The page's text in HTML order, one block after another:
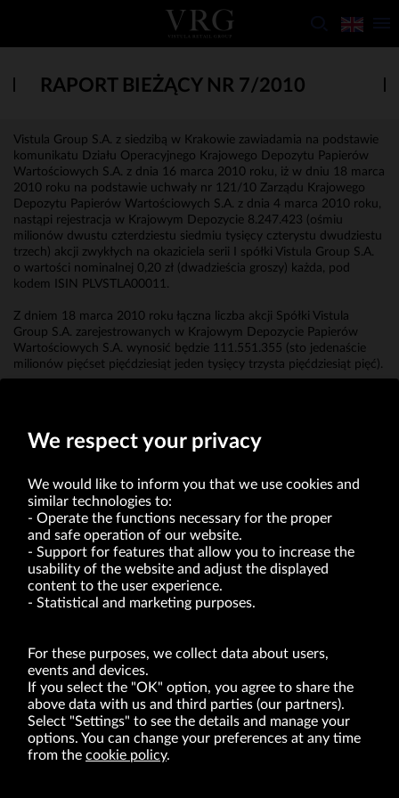
RAPORT BIEŻĄCY NR 7/2010
Vistula Group S.A. z siedzibą w Krakowie zawiadamia na podstawie
komunikatu Działu Operacyjnego Krajowego Depozytu Papierów
Wartościowych S.A. z dnia 16 marca 2010 roku, iż w dniu 18 marca
2010 roku na podstawie uchwały nr 121/10 Zarządu Krajowego
Depozytu Papierów Wartościowych S.A. z dnia 4 marca 2010 roku,
nastąpi rejestracja w Krajowym Depozycie 8.247.423 (ośmiu
milionów dwustu czterdziestu siedmiu tysięcy czterystu dwudziestu
trzech) akcji zwykłych na okaziciela serii I spółki Vistula Group S.A.
o wartości nominalnej 0,20 zł (dwadzieścia groszy) każda, pod
kodem ISIN PLVSTLA00011.
Z dniem 18 marca 2010 roku łączna liczba akcji Spółki Vistula
Group S.A. zarejestrowanych w Krajowym Depozycie Papierów
Wartościowych S.A. wynosić będzie 111.551.355 (sto jedenaście
milionów pięćset pięćdziesiąt jeden tysięcy trzysta pięćdziesiąt pięć).
VRG S.A. | 10 Pilotów Street | 31-462 Kraków
Tax Identification Number: 675-000-03-61
District Court for Kraków-Śródmieście in Kraków
XI Economic Department of the National Court Register number 0000047082
of act of 8.03.2013 on combating excessive late payment in commercial transactions
(Journal of Laws of 2019, item 118 as amended).
BRANDS
We respect your privacy
We would like to inform you that we use cookies and
similar technologies to:
Operate the functions necessary for the proper
and safe operation of our website.
Support for features that allow you to increase the
usability of the website and adjust the displayed
content to the user experience.
Statistical and marketing purposes.
For these purposes, we collect data about users,
events and devices.
If you select the "OK" option, you agree to share the
above data with us and third parties (our partners).
Select "Settings" to see the details and manage your
options. You can change your preferences at any time
from the cookie policy.